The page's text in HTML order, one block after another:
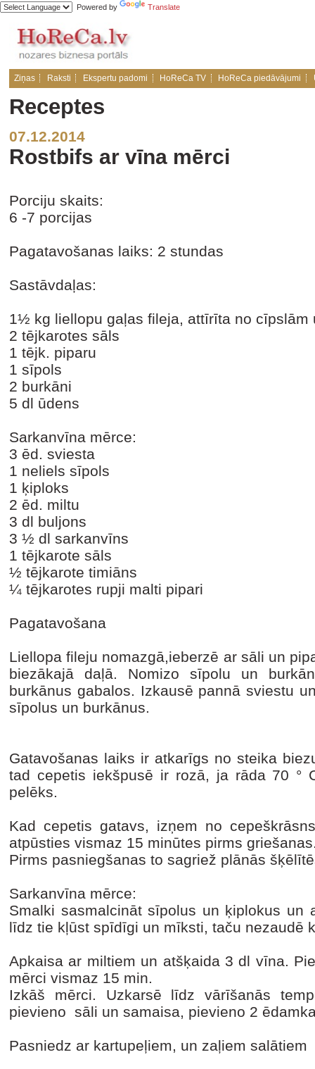
Powered by Translate
Ziņas Raksti Ekspertu padomi HoReCa TV HoReCa piedāvājumi
Receptes
07.12.2014
Rostbifs ar vīna mērci
Porciju skaits:
6 -7 porcijas
Pagatavošanas laiks: 2 stundas
Sastāvdaļas:
1½ kg liellopu gaļas fileja, attīrīta no cīpslām
2 tējkarotes sāls
1 tējk. piparu
1 sīpols
2 burkāni
5 dl ūdens
Sarkanvīna mērce:
3 ēd. sviesta
1 neliels sīpols
1 ķiploks
2 ēd. miltu
3 dl buljons
3 ½ dl sarkanvīns
1 tējkarote sāls
½ tējkarote timiāns
¼ tējkarotes rupji malti pipari
Pagatavošana
Liellopa fileju nomazgā,ieberzē ar sāli un
biezākajā daļā. Nomizo sīpolu un
burkānus gabalos. Izkausē pannā sviestu
sīpolus un burkānus.
Gatavošanas laiks ir atkarīgs no steika
tad cepetis iekšpusē ir rozā, ja rāda 70 °
pelēks.
Kad cepetis gatavs, izņem no
atpūsties vismaz 15 minūtes pirms
Pirms pasniegšanas to sagriež plānās
Sarkanvīna mērce:
Smalki sasmalcināt sīpolus un ķiplokus un
līdz tie kļūst spīdīgi un mīksti, taču nezaudē
Apkaisa ar miltiem un atšķaida 3 dl vīna.
mērci vismaz 15 min.
Izkāš mērci. Uzkarsē līdz vārīšanās
pievieno sāli un samaisa, pievieno 2
Pasniedz ar kartupeļiem, un zaļiem salātiem